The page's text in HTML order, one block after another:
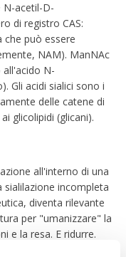
N-acetil-D-
di registro CAS:
può essere
NAM). ManNAc
N-
Gli acidi sialici sono i
delle catene di
glicolipidi (glicani).
all'interno di una
incompleta
diventa rilevante
per "umanizzare" la
e la resa. E ridurre.
che l'enzima